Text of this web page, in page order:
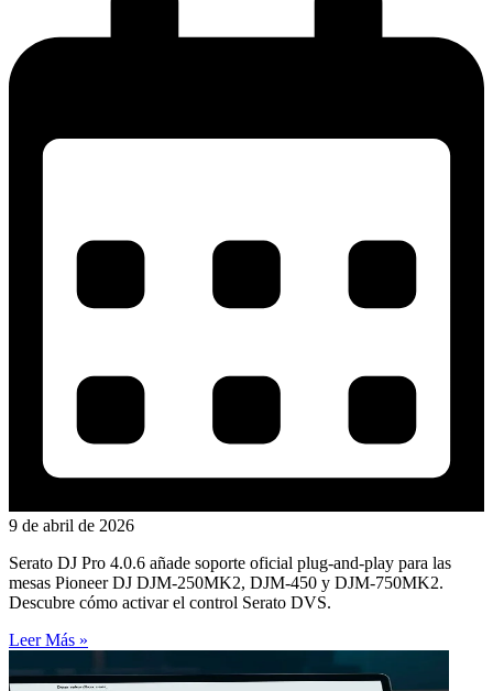
9 de abril de 2026
Serato DJ Pro 4.0.6 añade soporte oficial plug-and-play para las
mesas Pioneer DJ DJM-250MK2, DJM-450 y DJM-750MK2.
Descubre cómo activar el control Serato DVS.
Leer Más »